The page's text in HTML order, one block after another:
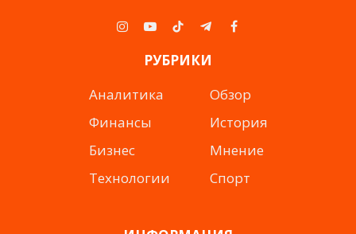
Instagram
YouTubeTikTokTelegramFacebook
РУБРИКИ
Аналитика
Финансы
Бизнес
Технологии
Обзор
История
Мнение
Спорт